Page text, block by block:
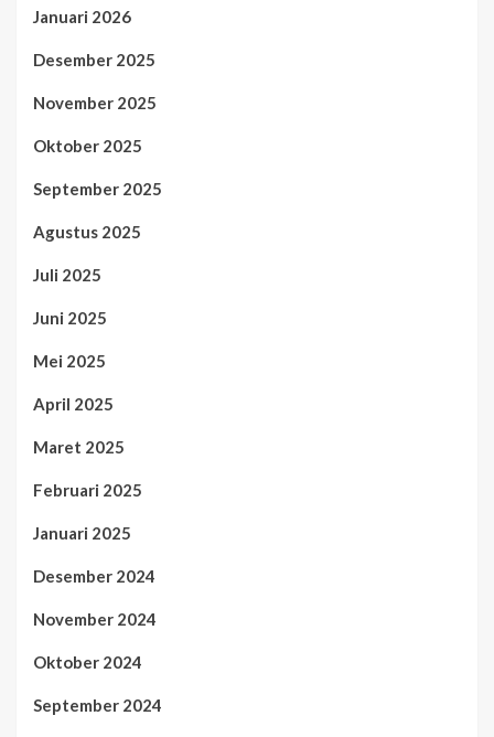
Januari 2026
Desember 2025
November 2025
Oktober 2025
September 2025
Agustus 2025
Juli 2025
Juni 2025
Mei 2025
April 2025
Maret 2025
Februari 2025
Januari 2025
Desember 2024
November 2024
Oktober 2024
September 2024